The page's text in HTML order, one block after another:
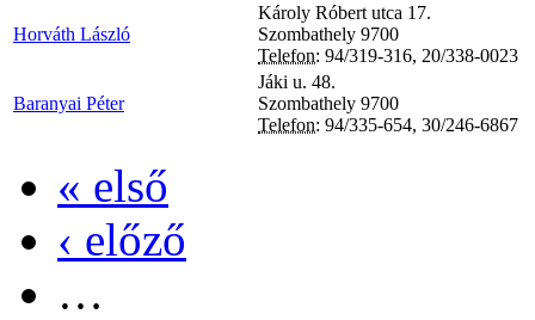
Horváth László
Károly Róbert utca 17.
Szombathely 9700
Telefon: 94/319-316, 20/338-0023
Baranyai Péter
Jáki u. 48.
Szombathely 9700
Telefon: 94/335-654, 30/246-6867
« első
‹ előző
…